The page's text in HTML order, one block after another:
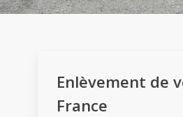
Enlèvement de
France